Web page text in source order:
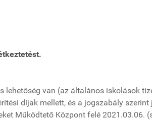
lehetőség van (az általános iskolások
díjak mellett, és a jogszabály szerint
Működtető Központ felé 2021.03.06.